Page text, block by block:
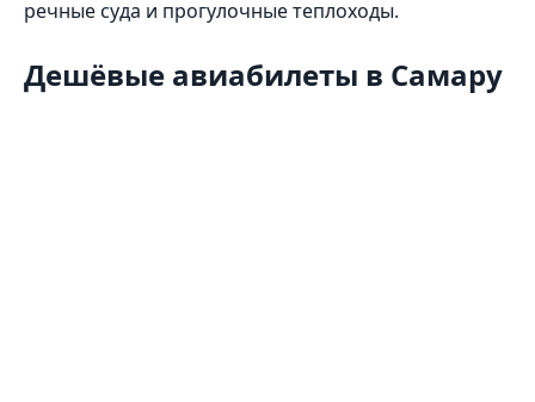
речные суда и прогулочные теплоходы.
Дешёвые авиабилеты в Самару